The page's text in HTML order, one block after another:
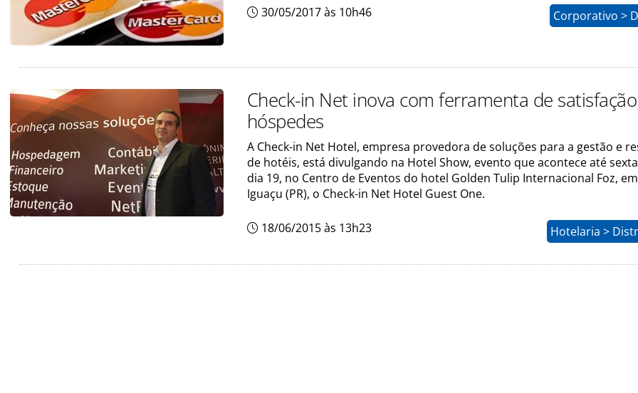
30/05/2017 às 10h46 Corporativo >
Check-in Net inova com ferramenta de
hóspedes
A Check-in Net Hotel, empresa provedora de soluções para a gestão e
de hotéis, está divulgando na Hotel Show, evento que acontece até
dia 19, no Centro de Eventos do hotel Golden Tulip Internacional Foz,
Iguaçu (PR), o Check-in Net Hotel Guest One.
18/06/2015 às 13h23 Hotelaria >